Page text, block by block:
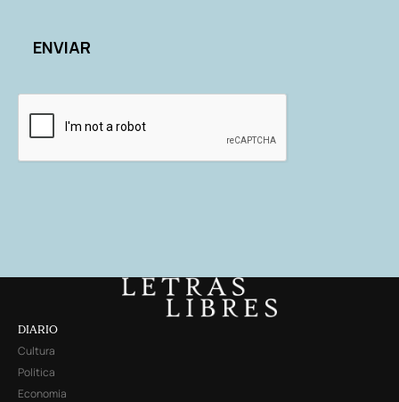
DIARIO
Cultura
Política
Economía